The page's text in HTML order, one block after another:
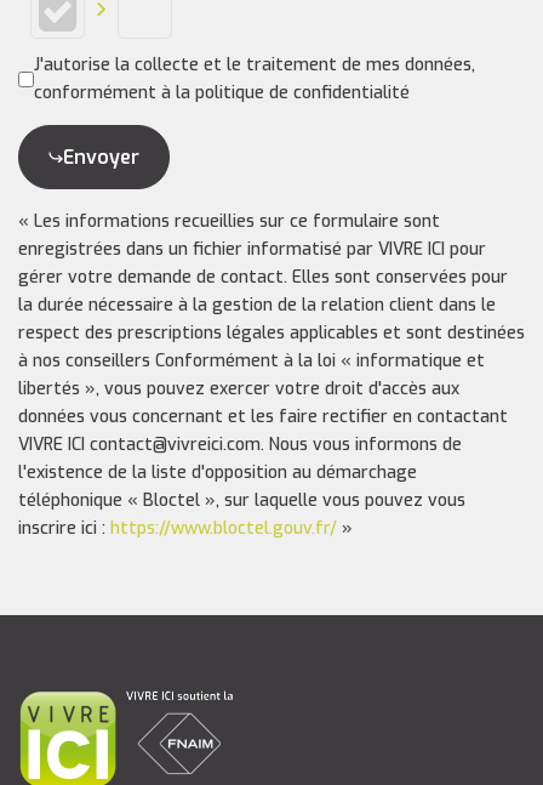
J'autorise la collecte et le traitement de mes données,
conformément à la politique de confidentialité
Envoyer
« Les informations recueillies sur ce formulaire sont
enregistrées dans un fichier informatisé par VIVRE ICI pour
gérer votre demande de contact. Elles sont conservées pour
la durée nécessaire à la gestion de la relation client dans le
respect des prescriptions légales applicables et sont destinées
à nos conseillers Conformément à la loi « informatique et
libertés », vous pouvez exercer votre droit d'accès aux
données vous concernant et les faire rectifier en contactant
VIVRE ICI contact@vivreici.com. Nous vous informons de
l'existence de la liste d'opposition au démarchage
téléphonique « Bloctel », sur laquelle vous pouvez vous
inscrire ici : https://www.bloctel.gouv.fr/ »